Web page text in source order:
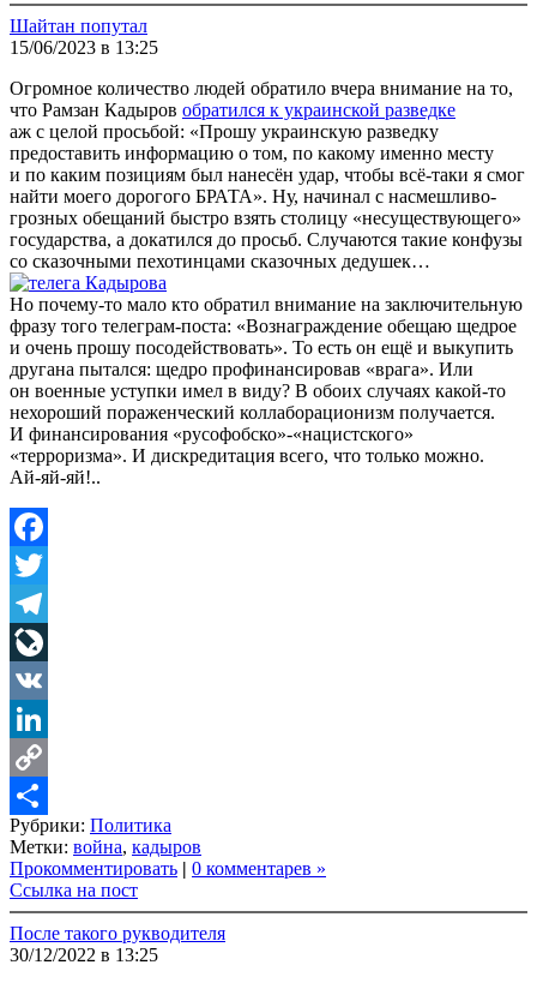
Шайтан попутал
15/06/2023 в 13:25
Огромное количество людей обратило вчера внимание на то,
что Рамзан Кадыров обратился к украинской разведке
аж с целой просьбой: «Прошу украинскую разведку
предоставить информацию о том, по какому именно месту
и по каким позициям был нанесён удар, чтобы всё-таки я смог
найти моего дорогого БРАТА». Ну, начинал с насмешливо-
грозных обещаний быстро взять столицу «несуществующего»
государства, а докатился до просьб. Случаются такие конфузы
со сказочными пехотинцами сказочных дедушек…
Но почему-то мало кто обратил внимание на заключительную
фразу того телеграм-поста: «Вознаграждение обещаю щедрое
и очень прошу посодействовать». То есть он ещё и выкупить
другана пытался: щедро профинансировав «врага». Или
он военные уступки имел в виду? В обоих случаях какой-то
нехороший пораженческий коллаборационизм получается.
И финансирования «русофобско»-«нацистского»
«терроризма». И дискредитация всего, что только можно.
Ай-яй-яй!..
Facebook
Twitter
Telegram
LiveJournal
VK
LinkedIn
Copy
Link
Share
Рубрики: Политика
Метки: война, кадыров
Прокомментировать | 0 комментарев »
Ссылка на пост
После такого рукводителя
30/12/2022 в 13:25